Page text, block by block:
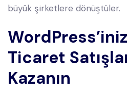
büyük şirketlere dönüştüler.
Ticaret
Kazanın